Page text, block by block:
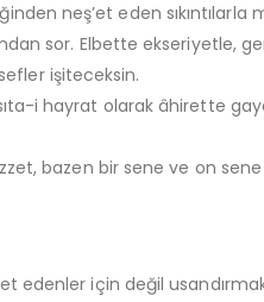
neş’et eden
sor. Elbette ekseriyetle,
işiteceksin.
i hayrat olarak âhirette
bazen bir sene ve on
edenler için değil